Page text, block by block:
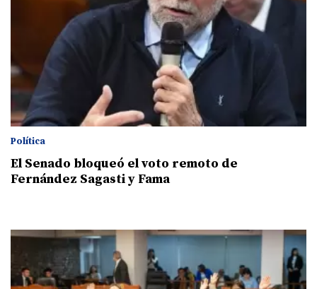
Política
El Senado bloqueó el voto remoto de
Fernández Sagasti y Fama